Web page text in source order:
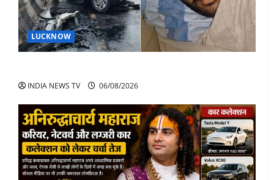
LUCKNOW
INDIA NEWS TV 06/08/2026